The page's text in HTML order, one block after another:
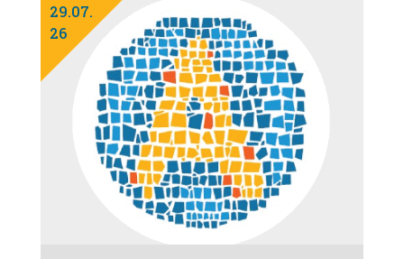
29.07.
26